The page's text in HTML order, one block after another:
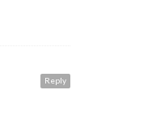
Reply